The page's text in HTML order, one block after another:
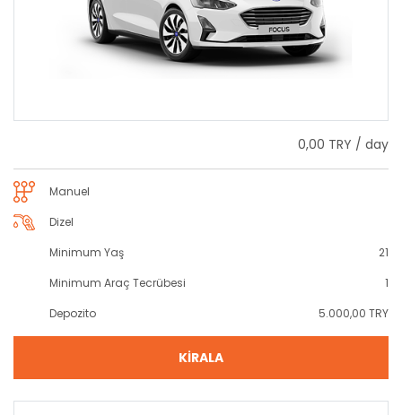
0,00 TRY / day
Manuel
Dizel
Minimum Yaş
21
Minimum Araç Tecrübesi
1
Depozito
5.000,00 TRY
KİRALA